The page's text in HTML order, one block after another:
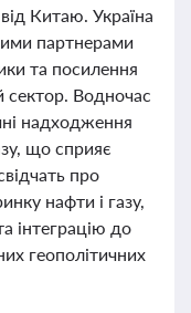
Китаю. Україна
партнерами
та посилення
сектор. Водночас
надходження
що сприяє
про
нафти і газу,
інтеграцію до
геополітичних